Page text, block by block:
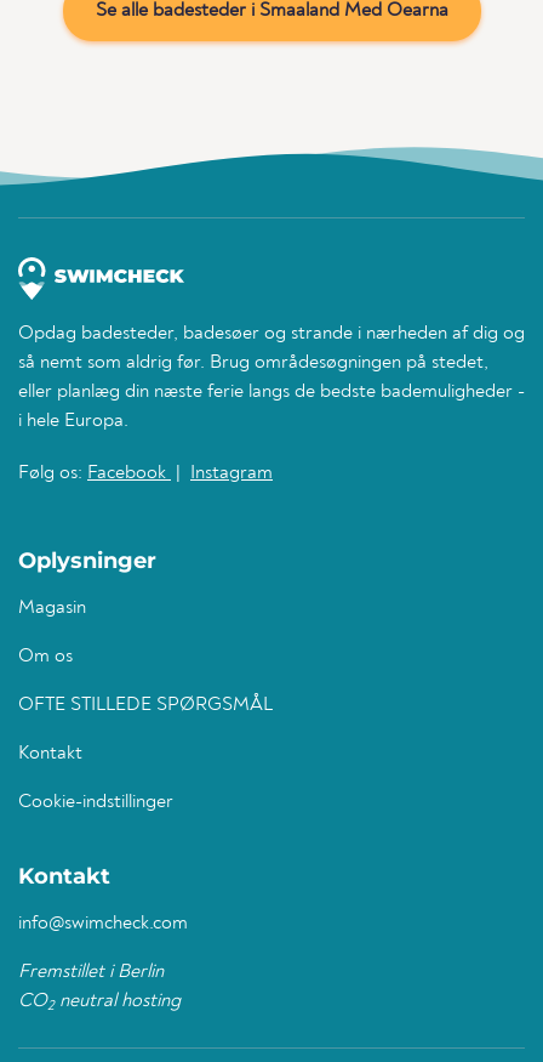
Se alle badesteder i Smaaland Med Oearna
Opdag badesteder, badesøer og strande i nærheden af dig og
så nemt som aldrig før. Brug områdesøgningen på stedet,
eller planlæg din næste ferie langs de bedste bademuligheder -
i hele Europa.
Følg os: Facebook Instagram
Oplysninger
Magasin
Om os
OFTE STILLEDE SPØRGSMÅL
Kontakt
Cookie-indstillinger
Kontakt
info@swimcheck.com
Fremstillet i Berlin
CO2neutral hosting